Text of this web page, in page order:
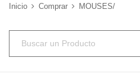
Inicio Comprar MOUSES/